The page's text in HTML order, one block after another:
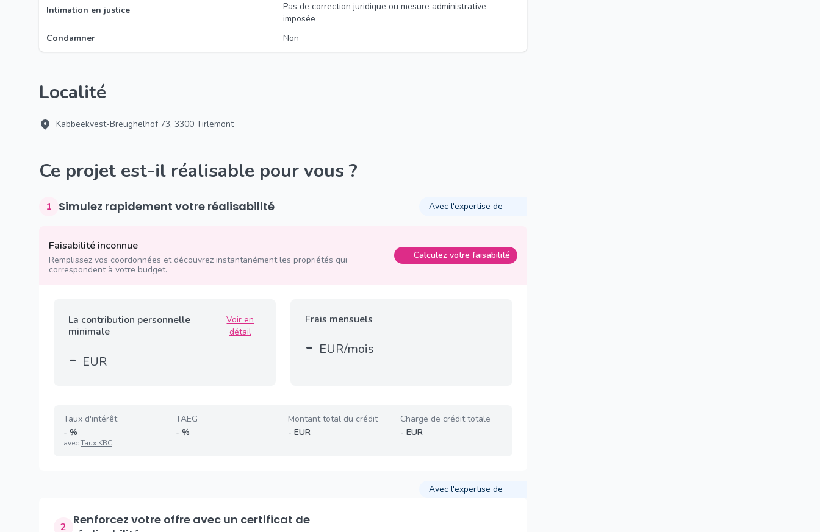
Intimation en justice
Pas de correction juridique ou mesure administrative
imposée
Condamner
Non
Localité
Kabbeekvest-Breughelhof 73, 3300 Tirlemont
Ce projet est-il réalisable pour vous ?
1 Simulez rapidement votre réalisabilité Avec l'expertise de
Faisabilité inconnue
Remplissez vos coordonnées et découvrez instantanément les propriétés qui
correspondent à votre budget.
Calculez votre faisabilité
La contribution personnelle
minimale
Voir en
détail
- EUR
Frais mensuels
- EUR/mois
Taux d'intérêt
- %
avecTaux KBC
TAEG
- %
Montant total du crédit
- EUR
Charge de crédit totale
- EUR
Avec l'expertise de
2 Renforcez votre offre avec un certificat de